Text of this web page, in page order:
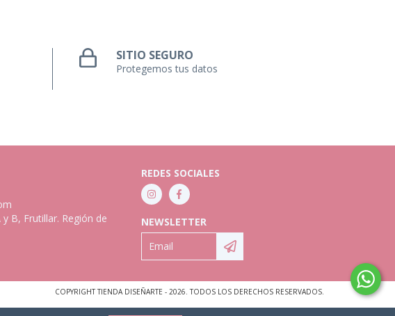
SITIO SEGURO
Protegemos tus datos
B, Frutillar. Región de
REDES SOCIALES
NEWSLETTER
COPYRIGHT TIENDA DISEÑARTE - 2026. TODOS LOS DERECHOS RESERVADOS.